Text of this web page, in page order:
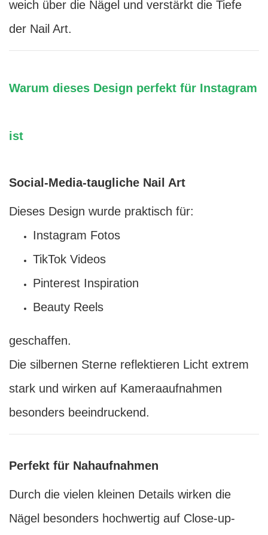
weich über die Nägel und verstärkt die Tiefe
der Nail Art.
Warum dieses Design perfekt für Instagram
ist
Social-Media-taugliche Nail Art
Dieses Design wurde praktisch für:
Instagram Fotos
TikTok Videos
Pinterest Inspiration
Beauty Reels
geschaffen.
Die silbernen Sterne reflektieren Licht extrem
stark und wirken auf Kameraaufnahmen
besonders beeindruckend.
Perfekt für Nahaufnahmen
Durch die vielen kleinen Details wirken die
Nägel besonders hochwertig auf Close-up-